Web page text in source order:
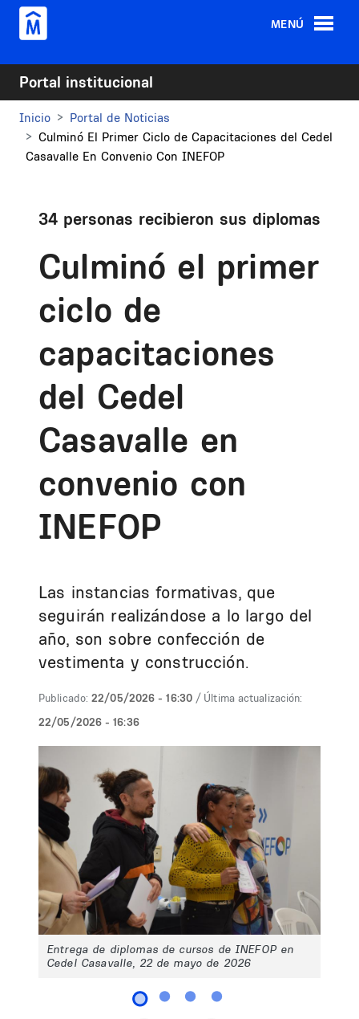
Pasar al contenido principal
MENÚ
Portal institucional
Inicio
Portal de Noticias
Culminó El Primer Ciclo de Capacitaciones del Cedel
Casavalle En Convenio Con INEFOP
34 personas recibieron sus diplomas
Culminó el primer
ciclo de
capacitaciones
del Cedel
Casavalle en
convenio con
INEFOP
Las instancias formativas, que
seguirán realizándose a lo largo del
año, son sobre confección de
vestimenta y construcción.
Publicado: 22/05/2026 - 16:30 / Última actualización:
22/05/2026 - 16:36
Entrega de diplomas de cursos de INEFOP en
Cedel Casavalle, 22 de mayo de 2026